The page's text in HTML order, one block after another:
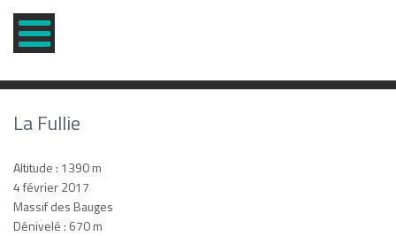
La Fullie
Altitude : 1390 m
4 février 2017
Massif des Bauges
Dénivelé : 670 m